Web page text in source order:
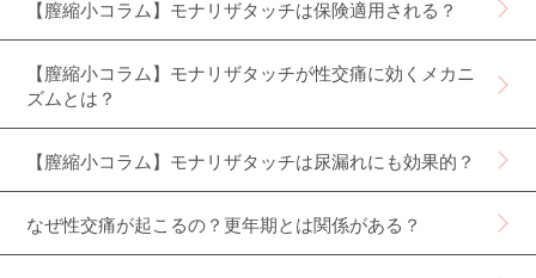
【膣縮小コラム】モナリザタッチは保険適用される？
【膣縮小コラム】モナリザタッチが性交痛に効くメカニ
ズムとは？
【膣縮小コラム】モナリザタッチは尿漏れにも効果的？
なぜ性交痛が起こるの？更年期とは関係がある？